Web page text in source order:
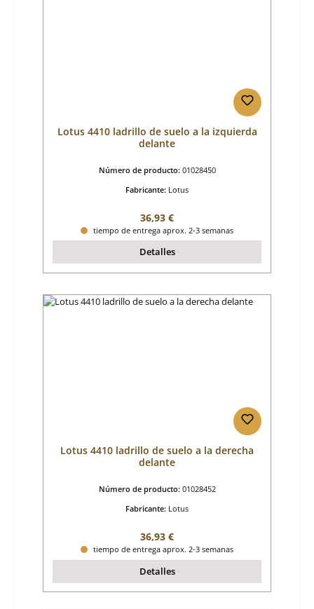
Lotus 4410 ladrillo de suelo a la izquierda
delante
Número de producto: 01028450
Fabricante: Lotus
Precio normal:
36,93 €
tiempo de entrega aprox. 2-3 semanas
Detalles
Lotus 4410 ladrillo de suelo a la derecha
delante
Número de producto: 01028452
Fabricante: Lotus
Precio normal:
36,93 €
tiempo de entrega aprox. 2-3 semanas
Detalles